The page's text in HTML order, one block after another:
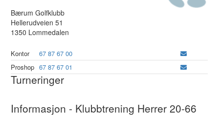
Bærum Golfklubb
Hellerudveien 51
1350 Lommedalen
Kontor
67 87 67 00
Proshop 67 87 67 01
Turneringer
Informasjon - Klubbtrening Herrer 20-66